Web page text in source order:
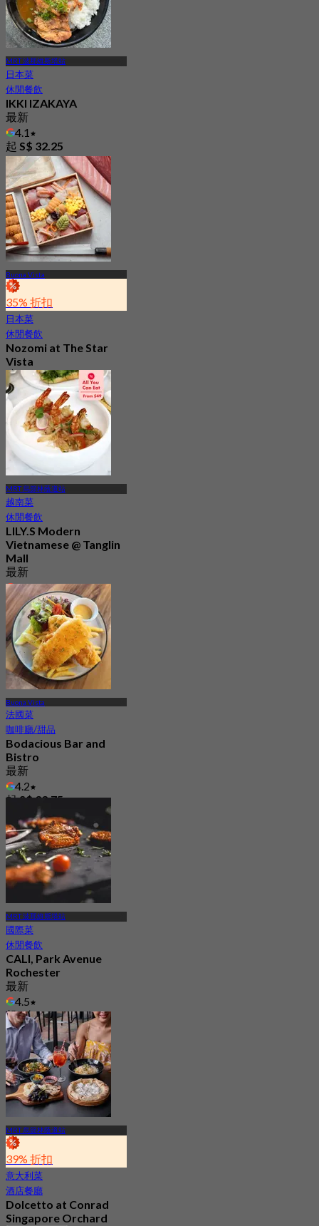
MRT 波那維斯塔站
日本菜
休閒餐飲
IKKI IZAKAYA
最新
4.1
起 S$ 32.25
Buona Vista
35% 折扣
日本菜
休閒餐飲
Nozomi at The Star
Vista
4.5
1.2K 已預訂
起S$ 37.5
MRT 烏節林蔭道站
越南菜
休閒餐飲
LILY.S Modern
Vietnamese @ Tanglin
Mall
最新
4.1
起 S$ 33.75
Buona Vista
法國菜
咖啡廳/甜品
Bodacious Bar and
Bistro
最新
4.2
起S$ 33.75
MRT 波那維斯塔站
國際菜
休閒餐飲
CALI, Park Avenue
Rochester
最新
4.5
起S$ 49.5
MRT 烏節林蔭道站
39% 折扣
意大利菜
酒店餐廳
Dolcetto at Conrad
Singapore Orchard